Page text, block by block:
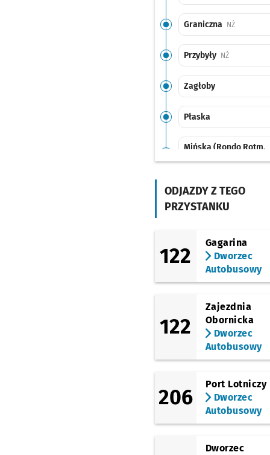
Graniczna NŻPrzystanek
Przybyły NŻPrzystanek
Zagłoby
Płaska
Mińska (Rondo Rotm.
Rogowska (P+R)
Nowodworska
Strzegomska 148
Babimojska
Park Biznesu
Przemysłowy
Śrubowa
Smolecka
ODJAZDY Z TEGO
PRZYSTANKU
122
Gagarina
Dworzec
Autobusowy
122
Zajezdnia
Obornicka
Dworzec
Autobusowy
206
Port Lotniczy
Dworzec
Autobusowy
Dworzec